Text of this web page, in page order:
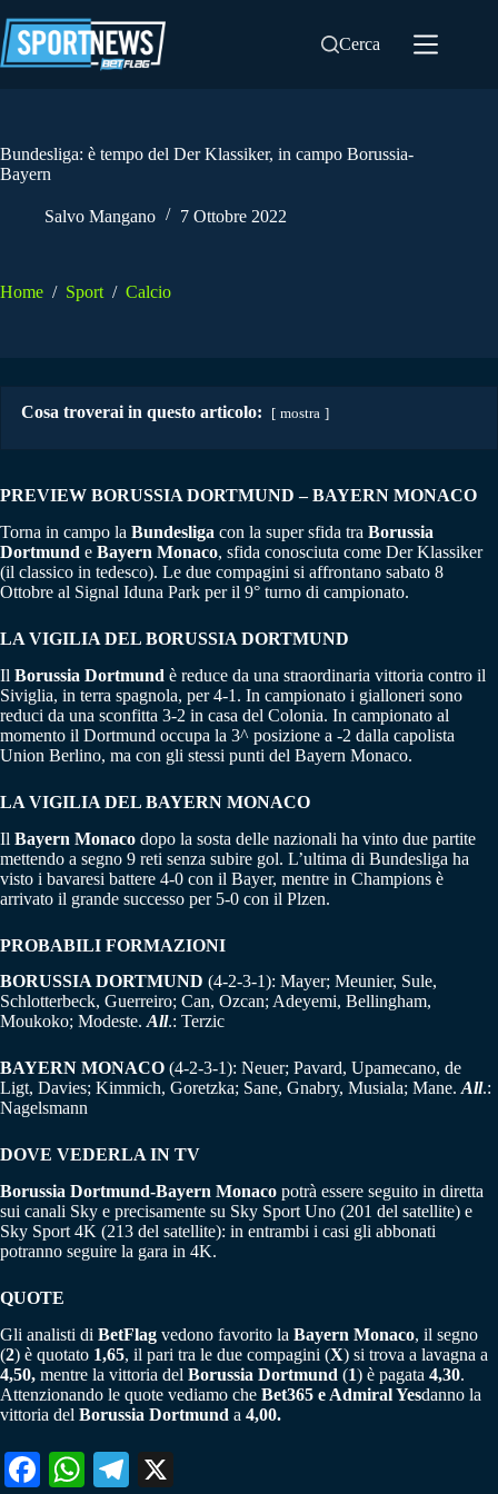
al
contenuto
Cerca
Bundesliga: è tempo del Der Klassiker, in campo Borussia-
Bayern
Salvo Mangano 7 Ottobre 2022
Home / Sport / Calcio
Cosa troverai in questo articolo: mostra
PREVIEW BORUSSIA DORTMUND – BAYERN MONACO
Torna in campo la Bundesliga con la super sfida tra Borussia
Dortmund e Bayern Monaco, sfida conosciuta come Der Klassiker
(il classico in tedesco). Le due compagini si affrontano sabato 8
Ottobre al Signal Iduna Park per il 9° turno di campionato.
LA VIGILIA DEL BORUSSIA DORTMUND
Il Borussia Dortmund è reduce da una straordinaria vittoria contro il
Siviglia, in terra spagnola, per 4-1. In campionato i gialloneri sono
reduci da una sconfitta 3-2 in casa del Colonia. In campionato al
momento il Dortmund occupa la 3^ posizione a -2 dalla capolista
Union Berlino, ma con gli stessi punti del Bayern Monaco.
LA VIGILIA DEL BAYERN MONACO
Il Bayern Monaco dopo la sosta delle nazionali ha vinto due partite
mettendo a segno 9 reti senza subire gol. L’ultima di Bundesliga ha
visto i bavaresi battere 4-0 con il Bayer, mentre in Champions è
arrivato il grande successo per 5-0 con il Plzen.
PROBABILI FORMAZIONI
BORUSSIA DORTMUND (4-2-3-1): Mayer; Meunier, Sule,
Schlotterbeck, Guerreiro; Can, Ozcan; Adeyemi, Bellingham,
Moukoko; Modeste.All.: Terzic
BAYERN MONACO (4-2-3-1): Neuer; Pavard, Upamecano, de
Ligt, Davies; Kimmich, Goretzka; Sane, Gnabry, Musiala; Mane.All.:
Nagelsmann
DOVE VEDERLA IN TV
Borussia Dortmund-Bayern Monaco potrà essere seguito in diretta
sui canali Sky e precisamente su Sky Sport Uno (201 del satellite) e
Sky Sport 4K (213 del satellite): in entrambi i casi gli abbonati
potranno seguire la gara in 4K.
QUOTE
Gli analisti di BetFlag vedono favorito la Bayern Monaco, il segno
(2) è quotato 1,65, il pari tra le due compagini (X) si trova a lavagna a
4,50, mentre la vittoria del Borussia Dortmund (1) è pagata 4,30.
Attenzionando le quote vediamo che Bet365 e Admiral Yesdanno la
vittoria del Borussia Dortmund a 4,00.
Fa W
Te